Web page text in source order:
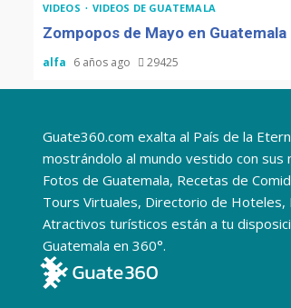
VIDEOS
VIDEOS DE GUATEMALA
Zompopos de Mayo en Guatemala
alfa 6 años ago 29425
Guate360.com exalta al País de la
mostrándolo al mundo vestido con sus
Fotos de Guatemala, Recetas de
Tours Virtuales, Directorio de Hoteles,
Atractivos turísticos están a tu
Guatemala en 360°.